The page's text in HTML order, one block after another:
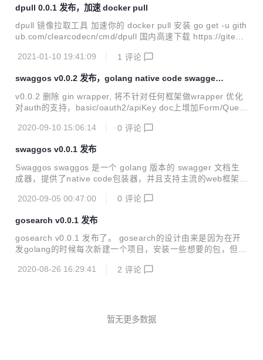
名直接下载 支持 go get 的 flags. 本次更新将读取源地址从 a
pi.godoc.org (域名废弃)迁移到 go.dev.
dpull 0.0.1 发布，加速 docker pull
dpull 镜像拉取工具 加速你的 docker pull 安装 go get -u gith
ub.com/clearcodecn/cmd/dpull 国内高速下载 https://gitee.c
ull nginx # 使用官方仓库镜像时 默认不走代理 dpull pull gcr.i
镜像加速 注意事项 本项目不推荐在生产环境使用，生产环境
最好是使用官方渠道拉取 更推荐使用自行搭建环境...
2021-01-10 19:41:09 1 评论
swaggos v0.0.2 发布，golang native code swagger
文档生成器
v0.0.2 删除 gin wrapper, 将不针对任何框架做wrapper 优化
对auth的支持，basic/oauth2/apiKey doc上增加Form/Quer
amples/osc/main.go 增加对 http handler 的支持 Swaggos
ative code包装器. 安装 go get -u github.com/clearcodecn/s
waggos 使用 创建实例 创建一个新的实例，配置一些基本信
息 h...
2020-09-10 15:06:14 0 评论
swaggos v0.0.1 发布
Swaggos swaggos 是一个 golang 版本的 swagger 文档生
成器，提供了native code包装器，并且支持主流的web框架包
目前只支持gin的包裹器 package main import ( "github.co
os/ginwrapper" "github.com/gin-gonic/gin" "github.com/go
-openapi/spec" ...
2020-09-05 00:47:00 0 评论
gosearch v0.0.1 发布
gosearch v0.0.1 发布了。 gosearch的设计由来是因为在开
发golang的时候每次新建一个项目，安装一些想要的包，但是
少时间. 后来发现了 api.godoc.org 有开放包搜索的接口，针
某个包, 欢迎安装使用. 以下是一些简单的特性. 支持包列表缓
2020-08-26 16:29:41 2 评论
暂无更多数据